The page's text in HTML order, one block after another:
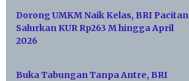
Dorong UMKM Naik Kelas, BRI Pacitan
Salurkan KUR Rp263 M hingga April
2026
Buka Tabungan Tanpa Antre, BRI